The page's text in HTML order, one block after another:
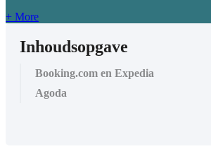
+ More
Inhoudsopgave
Booking.com en Expedia
Agoda